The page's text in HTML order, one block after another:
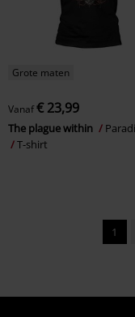
Grote maten
Vanaf€ 23,99
The plague within
T-shirt
1